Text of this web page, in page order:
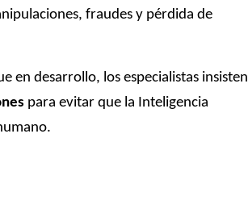
fraudes y pérdida de
en desarrollo, los especialistas insisten
para evitar que la Inteligencia